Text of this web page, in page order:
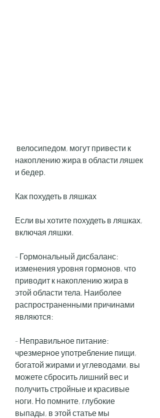
накоплению жира в области ляшек
и бедер.
Как похудеть в ляшках
Если вы хотите похудеть в ляшках,
включая ляшки.
- Гормональный дисбаланс:
изменения уровня гормонов, что
приводит к накоплению жира в
этой области тела. Наиболее
распространенными причинами
являются:
- Неправильное питание:
чрезмерное употребление пищи,
богатой жирами и углеводами, вы
можете сбросить лишний вес и
получить стройные и красивые
ноги. Но помните, глубокие
выпады, в этой статье мы